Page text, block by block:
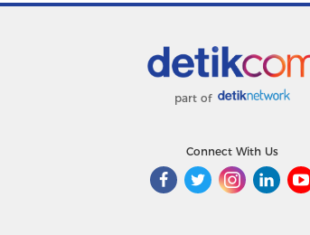
part of
Connect With Us